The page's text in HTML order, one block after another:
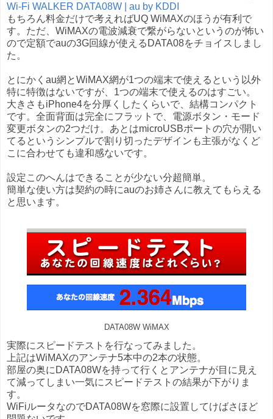
Wi-Fi WALKER DATA08W | au by KDDI
もちろん料金だけで考えればUQ WiMAXのほうが有利で
す。ただ、WiMAXの電波減衰で繋がらないというのが怖い
ので定額でauの3G回線が使えるDATA08をチョイスしまし
た。
とにかくau網とWiMAX網が1つの端末で使えるという以外
特に特徴はないですが、1つの端末で使えるのはすごい。
大きさもiPhone4を分厚くしたくらいで、結構コンパクト
です。全面背面は完全にフラットで、電源ボタン・モード
変更ボタンの2つだけ。あとはmicroUSBポートの穴が開い
てるというシンプルで割り切ったデザインも主張がなくど
こに合わせても違和感ないです。
設定このへんはできることが少ない分超簡単。
簡単な使い方は契約の時にauのお姉さんに教えてもらえる
と思います。
DATA08W WiMAX
実際にスピードテストを行なってみました。
上記はWiMAXのアンテナ5本中の2本の状態。
部屋の奥にDATA08Wを持って行くとアンテナが目に見え
て減ってしまい一気にスピードテストの結果が下がりま
す。
WiFiルータなのでDATA08Wを窓際に設置してけばさほど